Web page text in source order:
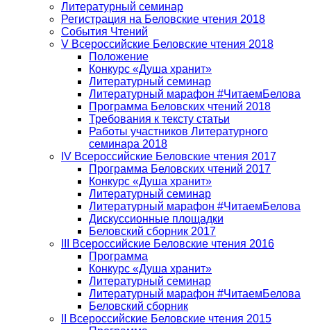
Литературный семинар
Регистрация на Беловские чтения 2018
События Чтений
V Всероссийские Беловские чтения 2018
Положение
Конкурс «Душа хранит»
Литературный семинар
Литературный марафон #ЧитаемБелова
Программа Беловских чтений 2018
Требования к тексту статьи
Работы участников Литературного
семинара 2018
IV Всероссийские Беловские чтения 2017
Программа Беловских чтений 2017
Конкурс «Душа хранит»
Литературный семинар
Литературный марафон #ЧитаемБелова
Дискуссионные площадки
Беловский сборник 2017
III Всероссийские Беловские чтения 2016
Программа
Конкурс «Душа хранит»
Литературный семинар
Литературный марафон #ЧитаемБелова
Беловский сборник
II Всероссийские Беловские чтения 2015